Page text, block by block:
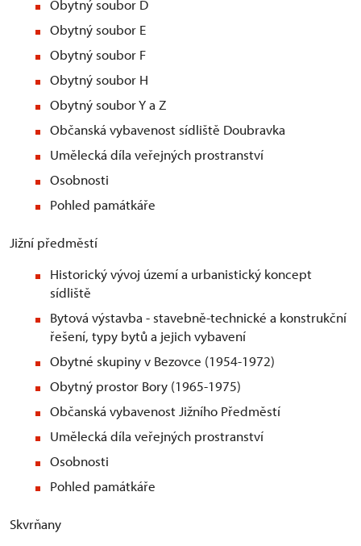
Obytný soubor D
Obytný soubor E
Obytný soubor F
Obytný soubor H
Obytný soubor Y a Z
Občanská vybavenost sídliště Doubravka
Umělecká díla veřejných prostranství
Osobnosti
Pohled památkáře
Jižní předměstí
Historický vývoj území a urbanistický koncept
sídliště
Bytová výstavba - stavebně-technické a konstrukční
řešení, typy bytů a jejich vybavení
Obytné skupiny v Bezovce (1954-1972)
Obytný prostor Bory (1965-1975)
Občanská vybavenost Jižního Předměstí
Umělecká díla veřejných prostranství
Osobnosti
Pohled památkáře
Skvrňany